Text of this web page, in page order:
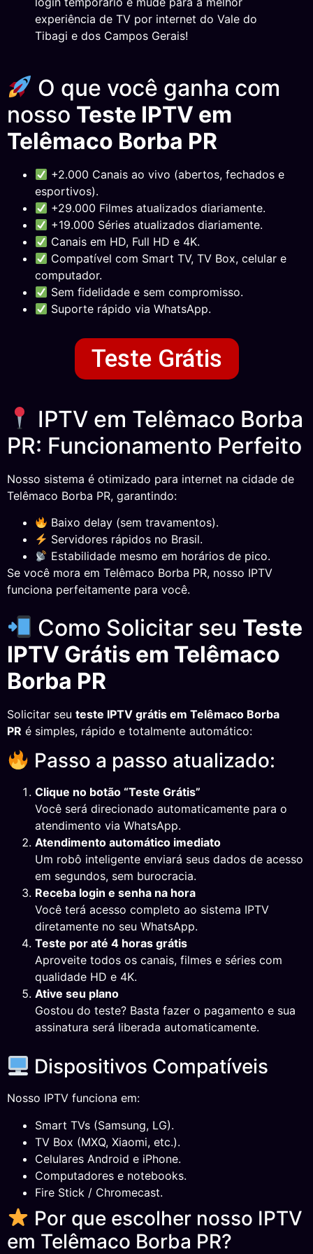
experiência de TV por internet do Vale do
Tibagi e dos Campos Gerais!
O que você ganha com
nosso Teste IPTV em
Telêmaco Borba PR
+2.000 Canais ao vivo (abertos, fechados e
esportivos).
+29.000 Filmes atualizados diariamente.
+19.000 Séries atualizados diariamente.
Canais em HD, Full HD e 4K.
Compatível com Smart TV, TV Box, celular e
computador.
Sem fidelidade e sem compromisso.
Suporte rápido via WhatsApp.
Teste Grátis
IPTV em Telêmaco Borba
PR: Funcionamento Perfeito
Nosso sistema é otimizado para internet na cidade de
Telêmaco Borba PR, garantindo:
Baixo delay (sem travamentos).
Servidores rápidos no Brasil.
Estabilidade mesmo em horários de pico.
Se você mora em Telêmaco Borba PR, nosso IPTV
funciona perfeitamente para você.
Como Solicitar seu Teste
IPTV Grátis em Telêmaco
Borba PR
Solicitar seu teste IPTV grátis em Telêmaco Borba
PR é simples, rápido e totalmente automático:
Passo a passo atualizado:
Clique no botão “Teste Grátis”
Você será direcionado automaticamente para o
atendimento via WhatsApp.
Atendimento automático imediato
Um robô inteligente enviará seus dados de acesso
em segundos, sem burocracia.
Receba login e senha na hora
Você terá acesso completo ao sistema IPTV
diretamente no seu WhatsApp.
Teste por até 4 horas grátis
Aproveite todos os canais, filmes e séries com
qualidade HD e 4K.
Ative seu plano
Gostou do teste? Basta fazer o pagamento e sua
assinatura será liberada automaticamente.
Dispositivos Compatíveis
Nosso IPTV funciona em:
Smart TVs (Samsung, LG).
TV Box (MXQ, Xiaomi, etc.).
Celulares Android e iPhone.
Computadores e notebooks.
Fire Stick / Chromecast.
Por que escolher nosso IPTV
em Telêmaco Borba PR?